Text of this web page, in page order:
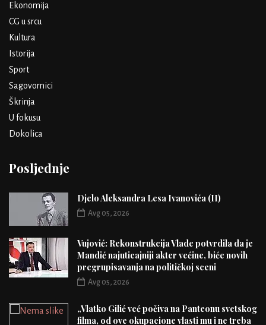
Ekonomija
CG u srcu
Kultura
Istorija
Sport
Sagovornici
Škrinja
U fokusu
Dokolica
Posljednje
Djelo Aleksandra Lesa Ivanovića (II)
Avg 05, 2026
Vujović: Rekonstrukcija Vlade potvrdila da je
Mandić najuticajniji akter većine, biće novih
pregrupisavanja na političkoj sceni
Avg 05, 2026
„Vlatko Gilić već počiva na Panteonu svetskog
filma, od ove okupacione vlasti mu i ne treba